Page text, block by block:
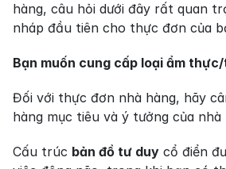
hàng, câu hỏi dưới đây rất quan
nháp đầu tiên cho thực đơn của
Bạn muốn cung cấp loại ẩm
Đối với thực đơn nhà hàng, hãy
hàng mục tiêu và ý tưởng của nhà
Cấu trúc bản đồ tư duy cổ điển